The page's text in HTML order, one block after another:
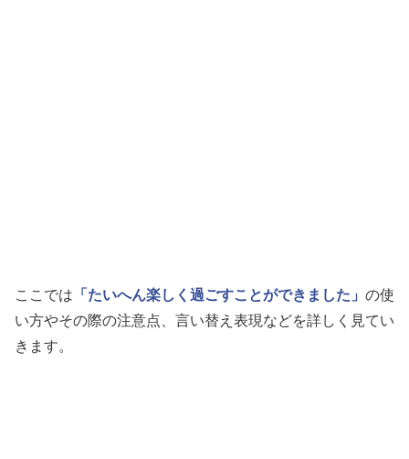
ここでは 「たいへん楽しく過ごすことができました」 の使
い方やその際の注意点、言い替え表現などを詳しく見てい
きます。